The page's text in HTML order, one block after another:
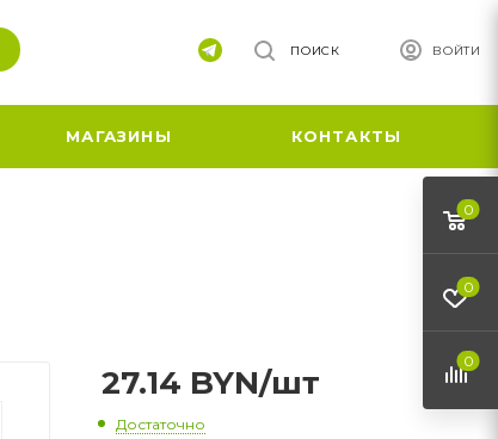
ВОЙТИ
ПОИСК
МАГАЗИНЫ КОНТАКТЫ
27.14 BYN/шт
Достаточно
0
0
0